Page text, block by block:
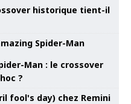
historique tient-il
Man : le crossover
?